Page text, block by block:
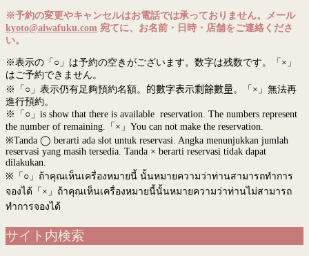
※予約の変更やキャンセルはお電話では承っておりません。メール
kyoto@aiwafuku.com 宛てに、お名前・日時・店舗をご連絡くださ
い。
※表示の「○」は予約の空きがございます。数字は残数です。「×」
はご予約できません。
※「○」表示仍有足夠預約名額。 的數字表示剩餘數量。「×」無法再
進行預約。
※「○」is show that there is available reservation. The numbers represent
the number of remaining.「×」You can not make the reservation.
※Tanda ◯ berarti ada slot untuk reservasi. Angka menunjukkan jumlah
reservasi yang masih tersedia. Tanda × berarti reservasi tidak dapat
dilakukan.
※ 「○」ถ้าคุณเห็นเครื่องหมายนี้ นั้นหมายความว่าท่านสามารถทำการ
จองได้「×」ถ้าคุณเห็นเครื่องหมายนี้นั้นหมายความว่าท่านไม่สามารถ
ทำการจองได้
サイト内検索